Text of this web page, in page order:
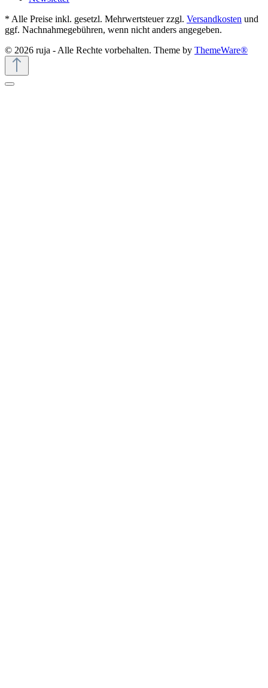
* Alle Preise inkl. gesetzl. Mehrwertsteuer zzgl. Versandkosten und
ggf. Nachnahmegebühren, wenn nicht anders angegeben.
© 2026 ruja - Alle Rechte vorbehalten. Theme by ThemeWare®